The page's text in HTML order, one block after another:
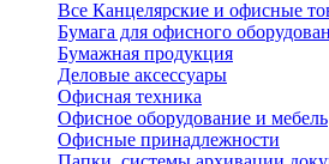
Все Канцелярские и офисные
Бумага для офисного
Бумажная продукция
Деловые аксессуары
Офисная техника
Офисное оборудование и мебель
Офисные принадлежности